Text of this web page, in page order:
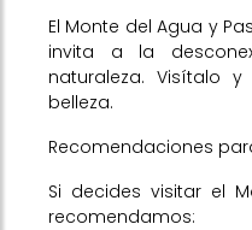
El Monte del Agua y
invita a la
naturaleza. Visítalo
belleza.
Recomendaciones
Si decides visitar el
recomendamos: